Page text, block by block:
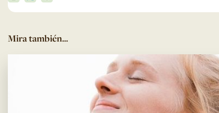
Mira también...